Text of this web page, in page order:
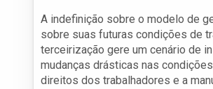
A indefinição sobre o modelo de
sobre suas futuras condições de
terceirização gere um cenário de
mudanças drásticas nas
direitos dos trabalhadores e a